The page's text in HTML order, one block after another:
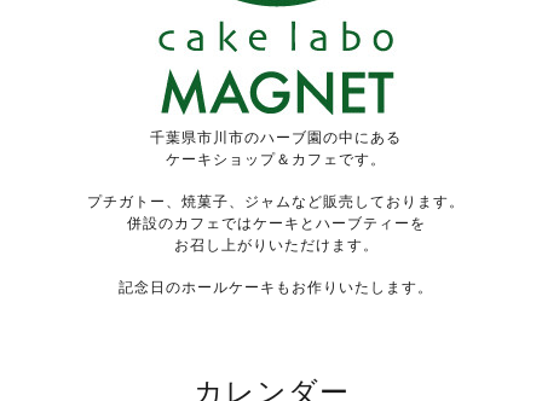
千葉県市川市のハーブ園の中にある
ケーキショップ＆カフェです。
プチガトー、焼菓子、ジャムなど販売しております。
併設のカフェではケーキとハーブティーを
お召し上がりいただけます。
記念日のホールケーキもお作りいたします。
カレンダー